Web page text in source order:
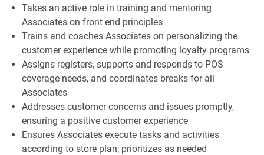
Takes an active role in training and mentoring
Associates on front end principles
Trains and coaches Associates on personalizing the
customer experience while promoting loyalty programs
Assigns registers, supports and responds to POS
coverage needs, and coordinates breaks for all
Associates
Addresses customer concerns and issues promptly,
ensuring a positive customer experience
Ensures Associates execute tasks and activities
according to store plan; prioritizes as needed